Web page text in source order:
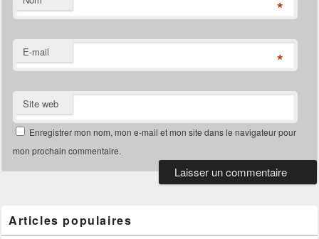
*
E-mail *
Site web
Enregistrer mon nom, mon e-mail et mon site dans le navigateur pour
mon prochain commentaire.
Articles populaires